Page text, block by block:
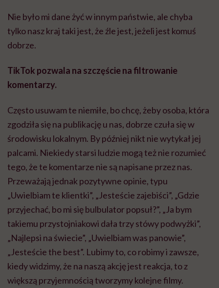
Nie było mi dane żyć w innym państwie, ale chyba
tylko nasz kraj taki jest, że źle jest, jeżeli jest komuś
dobrze.
TikTok pozwala na szczęście na filtrowanie
komentarzy.
Często usuwam te niemiłe, bo chcę, żeby osoba, która
zgodziła się na publikację u nas, dobrze czuła się w
środowisku lokalnym. By później nikt nie wytykał jej
palcami. Niekiedy starsi ludzie mogą też nie rozumieć
tego, że te komentarze nie są napisane przez nas.
Przeważają jednak pozytywne opinie, typu
„Uwielbiam te klientki”, „Jesteście zajebiści”, „Gdzie
przyjechać, bo mi się bulbulator popsuł?”, „Ja bym
takiemu przystojniakowi dała trzy stówy podwyżki”,
„Najlepsi na świecie”, „Uwielbiam was panowie”,
„Jesteście the best”. Lubimy to, co robimy i zawsze,
kiedy widzimy, że na naszą akcję jest reakcja, to z
większą przyjemnością tworzymy kolejne filmy.